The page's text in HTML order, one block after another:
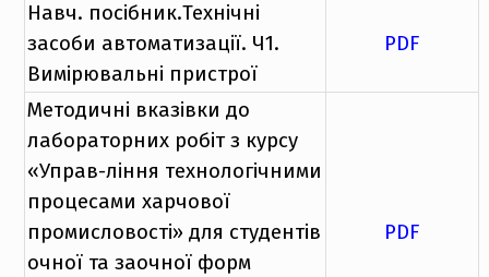
Навч. посібник.Технічні
засоби автоматизації. Ч1.
Вимірювальні пристрої
PDF
Методичні вказівки до
лабораторних робіт з курсу
«Управ-ління технологічними
процесами харчової
промисловості» для студентів
очної та заочної форм
PDF